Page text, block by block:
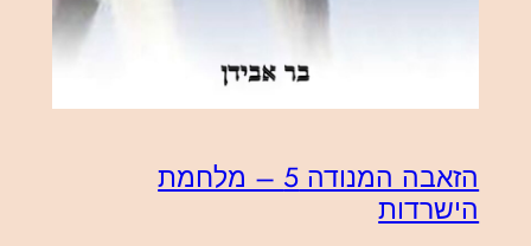
הזאבה המנודה 5 – מלחמת
הישרדות